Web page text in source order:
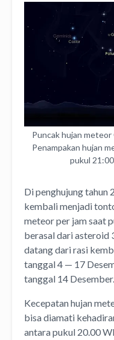
Puncak hujan
Penampakan hujan
pukul
Di penghujung tahun
kembali menjadi
meteor per jam saat
berasal dari asteroid
datang dari rasi
tanggal 4 — 17
tanggal 14 Desember.
Kecepatan hujan
bisa diamati
antara pukul 20.00